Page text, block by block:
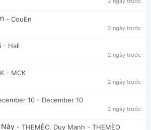
- CouEn
2 ngày trước
- Hali
2 ngày trước
- MCK
2 ngày trước
10 - December 10
2 ngày trước
- THEMÈO, Duy Mạnh - THEMÈO